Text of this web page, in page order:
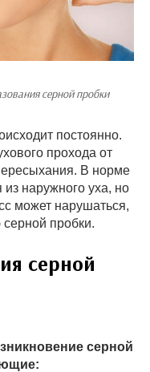
серной пробки
постоянно.
прохода от
В норме
наружного уха, но
может нарушаться,
пробки.
серной
серной